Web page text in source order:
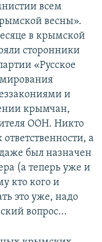
всем
весны».
в крымской
сторонники
«Русское
и
крымчан,
ООН. Никто
а
был назначен
(а теперь уже и
кто кого и
это уже, надо
вопрос...